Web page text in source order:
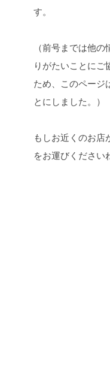
す。
（前号までは他
りがたいことにご
ため、このページ
とにしました。）
もしお近くのお店
をお運びください